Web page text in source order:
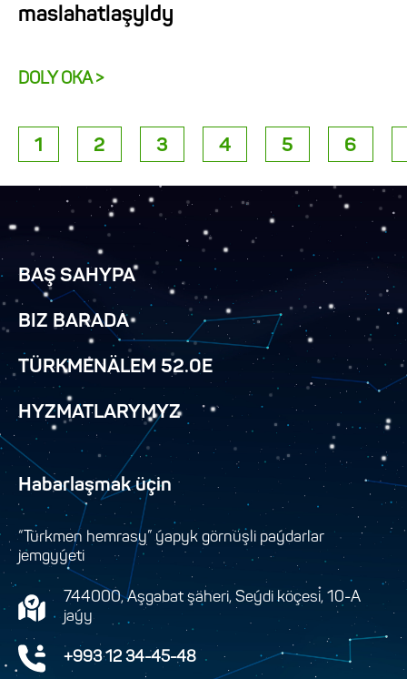
maslahatlaşyldy
DOLY OKA >
1 2 3 4 5 6
BAŞ SAHYPA
BIZ BARADA
TÜRKMENÄLEM 52.0E
HYZMATLARYMYZ
Habarlaşmak üçin
“Türkmen hemrasy” ýapyk görnüşli paýdarlar
jemgyýeti
744000, Aşgabat şäheri, Seýdi köçesi, 10-A
jaýy
+993 12 34-45-48